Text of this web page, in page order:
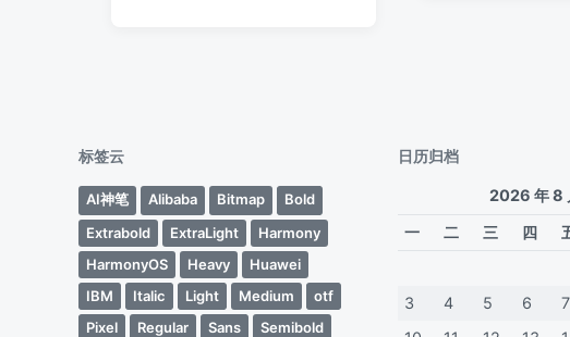
标签云
AI神笔 Alibaba Bitmap
Bold
Extrabold
ExtraLight
Harmony
HarmonyOS
Heavy
Huawei
IBM
Italic Light Medium
otf
Pixel
Regular Sans Semibold
日历归档
2026 年 8
一
二 三 四
3 4 5 6
7